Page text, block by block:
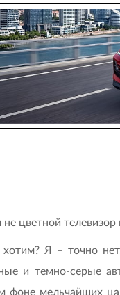
цветной телевизор
Я – точно
и темно-серые
мельчайших